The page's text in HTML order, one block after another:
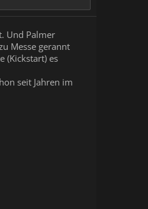
Und Palmer
Messe gerannt
(Kickstart) es
seit Jahren im